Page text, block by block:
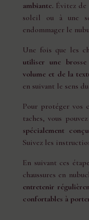
ambiante.Évitez de
soleil ou à une
endommager le
Une fois que les
utiliser une
volume et de la
en suivant le sens
Pour protéger vos
taches, vous pouvez
spécialement
Suivez les
En suivant ces
chaussures en
entretenir
confortables à